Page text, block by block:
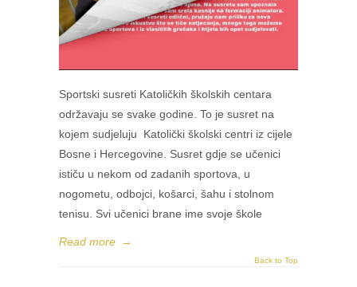
Sportski susreti Katoličkih školskih centara
održavaju se svake godine. To je susret na
kojem sudjeluju Katolički školski centri iz cijele
Bosne i Hercegovine. Susret gdje se učenici
ističu u nekom od zadanih sportova, u
nogometu, odbojci, košarci, šahu i stolnom
tenisu. Svi učenici brane ime svoje škole
Read more →
Back to Top